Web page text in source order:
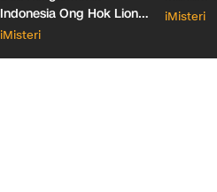
Indonesia Ong Hok Liong
hingga Liem Sioe Liong
iMisteri
iMisteri